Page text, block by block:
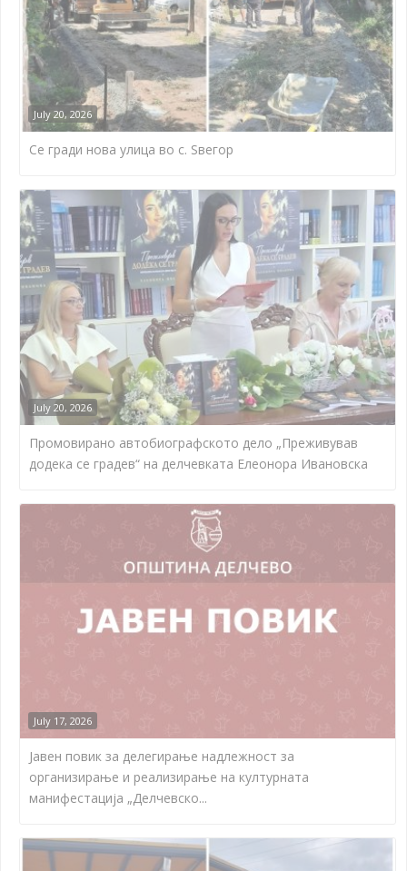
July 20, 2026
Се гради нова улица во с. Ѕвегор
July 20, 2026
Промовирано автобиографското дело „Преживував
додека се градев“ на делчевката Елеонора Ивановска
July 17, 2026
Јавен повик за делегирање надлежност за
организирање и реализирање на културната
манифестација „Делчевско...